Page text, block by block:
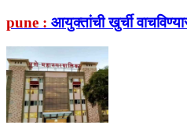
pune : आयुक्तांची खुर्ची